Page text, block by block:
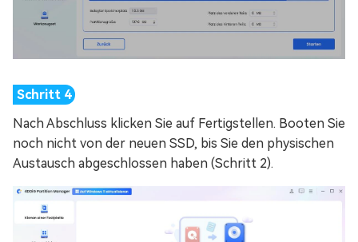
Nach Abschluss klicken Sie auf Fertigstellen. Booten Sie
noch nicht von der neuen SSD, bis Sie den physischen
Austausch abgeschlossen haben (Schritt 2).